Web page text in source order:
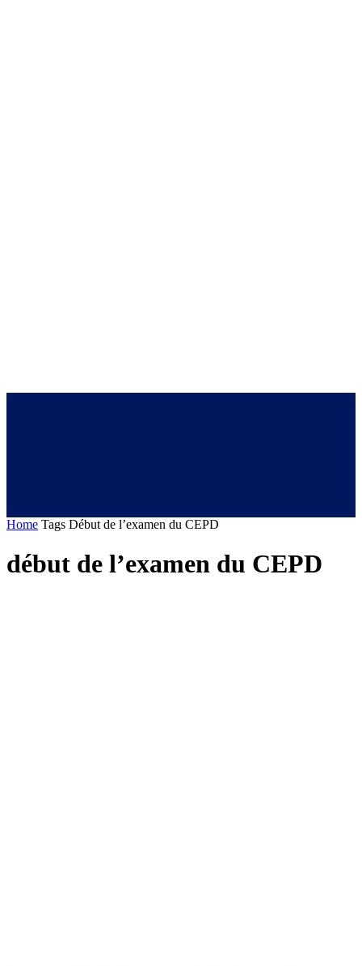
Home Tags Début de l’examen du CEPD
début de l’examen du CEPD